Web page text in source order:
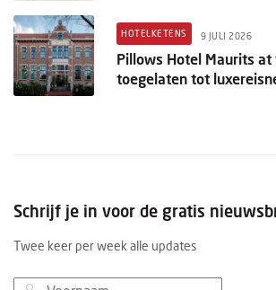
HOTELKETENS 9 JULI 2026
Pillows Hotel Maurits at
toegelaten tot
Schrijf je in voor de gratis
Twee keer per week alle updates